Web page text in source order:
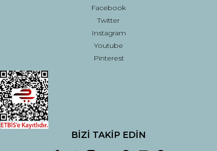
Facebook
Twitter
Instagram
Youtube
Pinterest
BİZİ TAKİP EDİN